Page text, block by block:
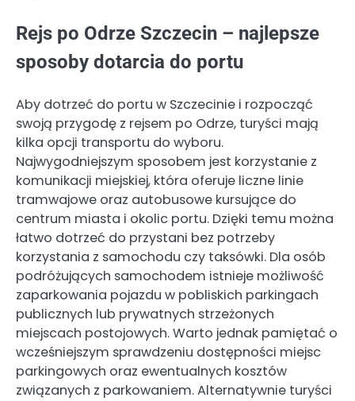
Rejs po Odrze Szczecin – najlepsze
sposoby dotarcia do portu
Aby dotrzeć do portu w Szczecinie i rozpocząć
swoją przygodę z rejsem po Odrze, turyści mają
kilka opcji transportu do wyboru.
Najwygodniejszym sposobem jest korzystanie z
komunikacji miejskiej, która oferuje liczne linie
tramwajowe oraz autobusowe kursujące do
centrum miasta i okolic portu. Dzięki temu można
łatwo dotrzeć do przystani bez potrzeby
korzystania z samochodu czy taksówki. Dla osób
podróżujących samochodem istnieje możliwość
zaparkowania pojazdu w pobliskich parkingach
publicznych lub prywatnych strzeżonych
miejscach postojowych. Warto jednak pamiętać o
wcześniejszym sprawdzeniu dostępności miejsc
parkingowych oraz ewentualnych kosztów
związanych z parkowaniem. Alternatywnie turyści